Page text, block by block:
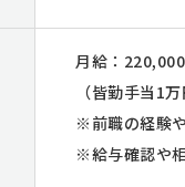
月給：
（皆勤手当1万
※前職の経験
※給与確認や